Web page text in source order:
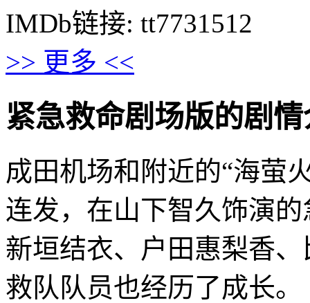
IMDb链接: tt7731512
>> 更多 <<
紧急救命剧场版的剧情
成田机场和附近的“海萤
连发，在山下智久饰演
新垣结衣、户田惠梨香
救队队员也经历了成长。